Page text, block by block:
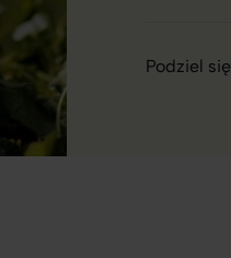
Podziel się